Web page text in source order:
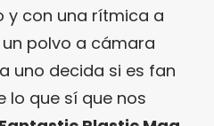
y con una rítmica a
polvo a cámara
uno decida si es fan
lo que sí que nos